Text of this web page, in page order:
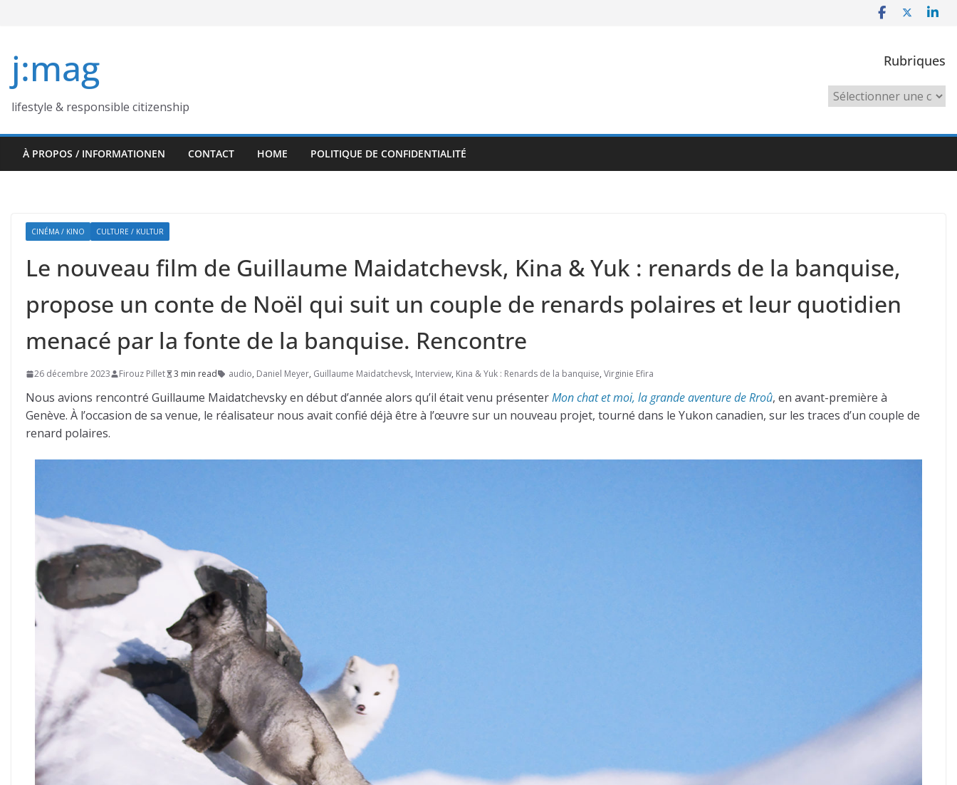
j:mag
lifestyle & responsible citizenship
Rubriques
Rubriques
À PROPOS / INFORMATIONEN CONTACT HOME POLITIQUE DE CONFIDENTIALITÉ
CINÉMA / KINO CULTURE / KULTUR
Le nouveau film de Guillaume Maidatchevsk, Kina & Yuk : renards de la banquise,
propose un conte de Noël qui suit un couple de renards polaires et leur quotidien
menacé par la fonte de la banquise. Rencontre
26 décembre 2023 Firouz Pillet 3 min read audio, Daniel Meyer, Guillaume Maidatchevsk, Interview, Kina & Yuk : Renards de la banquise, Virginie Efira
Nous avions rencontré Guillaume Maidatchevsky en début d’année alors qu’il était venu présenterMon chat et moi, la grande aventure de Rroû, en avant-première à
Genève. À l’occasion de sa venue, le réalisateur nous avait confié déjà être à l’œuvre sur un nouveau projet, tourné dans le Yukon canadien, sur les traces d’un couple de
renard polaires.